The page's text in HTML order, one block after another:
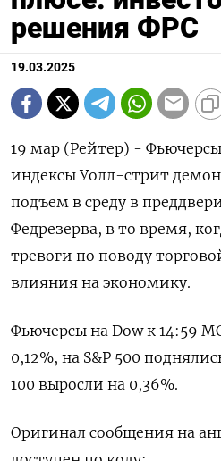
решения ФРС
19.03.2025
19 мар (Рейтер) -
индексы Уолл-стрит
подъем в среду в
Федрезерва, в то время,
тревоги по поводу
влияния на экономику.
Фьючерсы на Dow к 14:59
0,12%, на S&P 500
100 выросли на 0,36%.
Оригинал сообщения на